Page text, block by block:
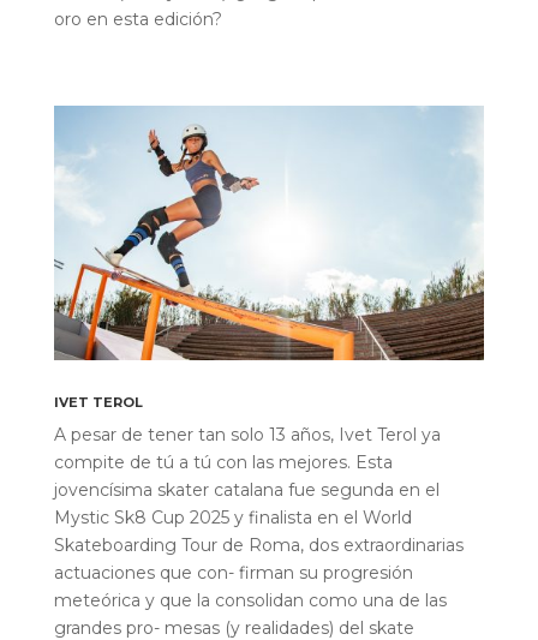
oro en esta edición?
IVET TEROL
A pesar de tener tan solo 13 años, Ivet Terol ya
compite de tú a tú con las mejores. Esta
jovencísima skater catalana fue segunda en el
Mystic Sk8 Cup 2025 y finalista en el World
Skateboarding Tour de Roma, dos extraordinarias
actuaciones que con- firman su progresión
meteórica y que la consolidan como una de las
grandes pro- mesas (y realidades) del skate